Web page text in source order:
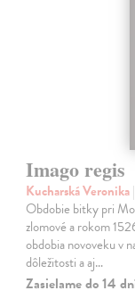
Imago regis
Kucharská Veronika
Obdobie bitky pri
zlomové a rokom
obdobia novoveku v
dôležitosti a aj…
Zasielame do 14